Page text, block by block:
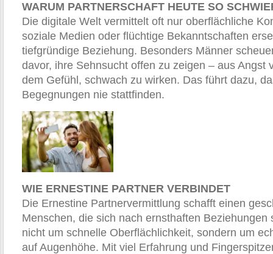
WARUM PARTNERSCHAFT HEUTE SO
Die digitale Welt vermittelt oft nur oberflächliche
soziale Medien oder flüchtige Bekanntschaften
tiefgründige Beziehung. Besonders Männer
davor, ihre Sehnsucht offen zu zeigen – aus Angst
dem Gefühl, schwach zu wirken. Das führt dazu,
Begegnungen nie stattfinden.
WIE ERNESTINE PARTNER VERBINDET
Die Ernestine Partnervermittlung schafft einen
Menschen, die sich nach ernsthaften Beziehungen
nicht um schnelle Oberflächlichkeit, sondern um
auf Augenhöhe. Mit viel Erfahrung und